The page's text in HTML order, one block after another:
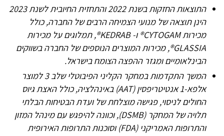
התוצאותהחזקותבשנת2022 והתחזיתהחיוביתלשנת2023
הינן תוצאה של מנועי הצמיחה הרבים של החברה, כולל
מכירותCYTOGAM® ו-KEDRAB® , תמלוגים על מכירות
GLASSIA® , מכירות המוצרים הנוספים של החברה בשווקים
הבינלאומיים ומגזר ההפצה הצומח בישראל.
המשך התקדמות במחקר הקליני הפיבוטלי שלב 3 למוצר
אלפא-1 אנטיטריפסין (
AAT) באינהלציה, כולל האצת גיוס
החולים לניסוי, פגישה מוצלחת של ועדת הבטיחות הבלתי
תלויה של המחקר (DSMB), וכוונה להיפגש עם מינהל המזון
והתרופות האמריקני (FDA) וסוכנות התרופות האירופית